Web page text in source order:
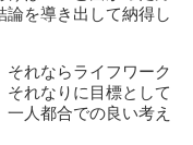
論を導き出して納得し
れならライフワーク
れなりに目標として
人都合での良い考え